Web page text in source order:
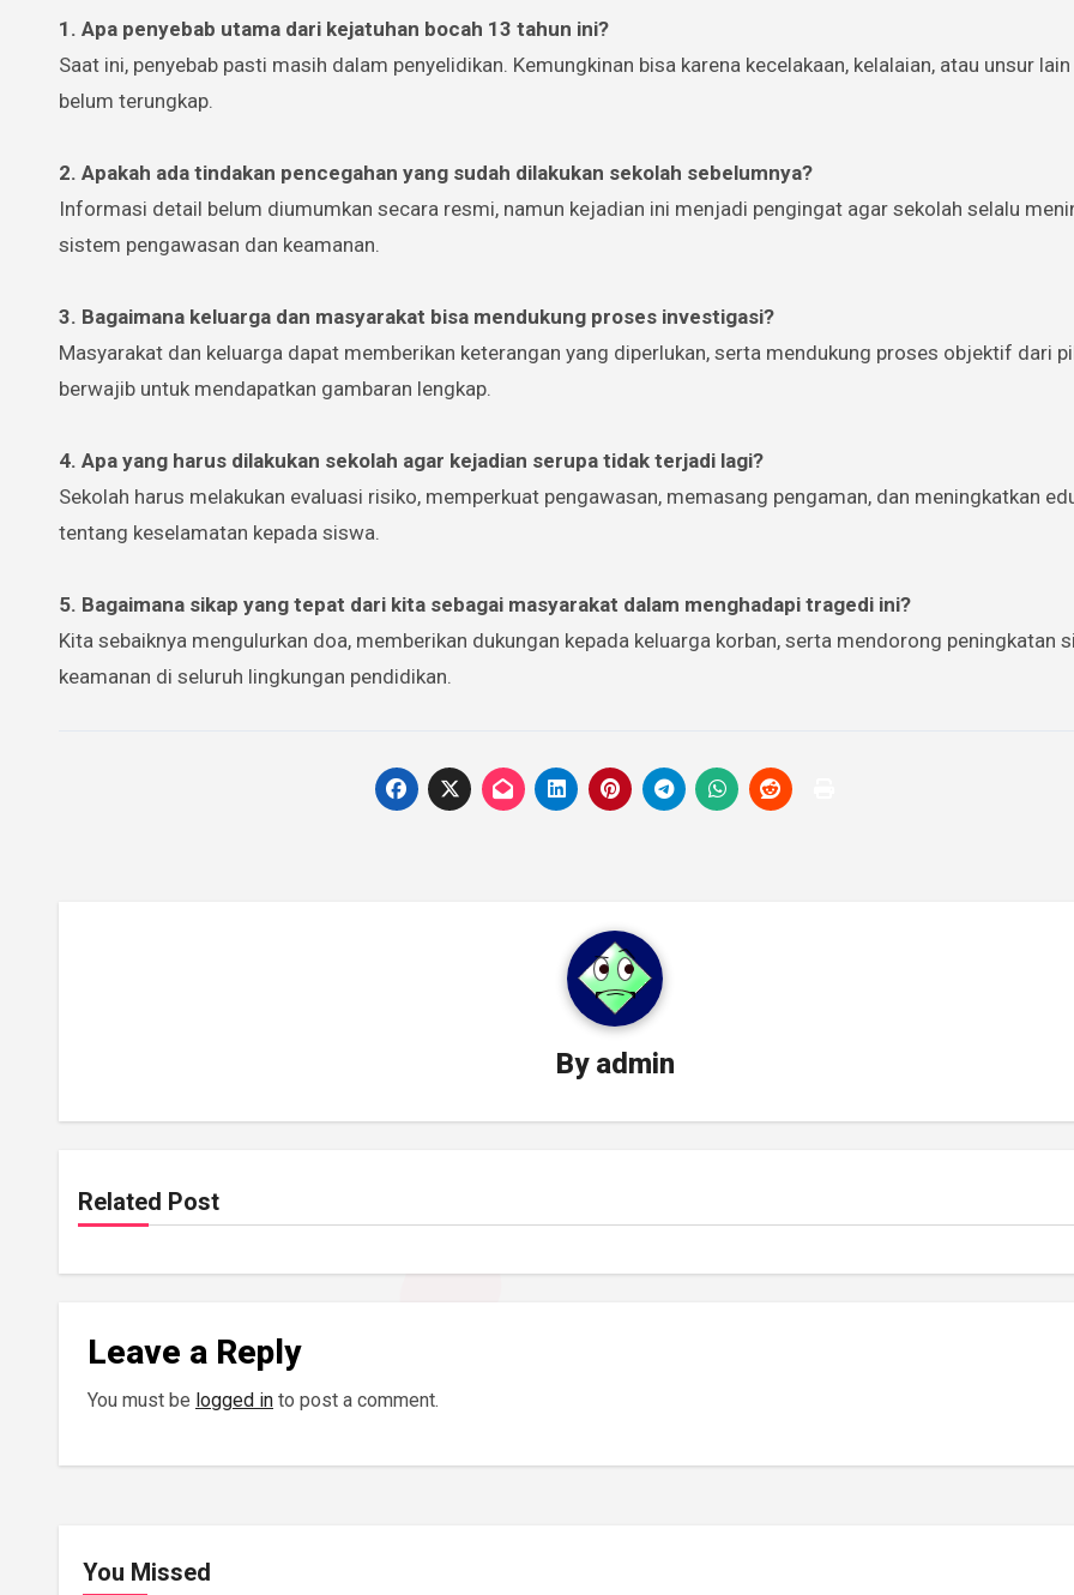
1. Apa penyebab utama dari kejatuhan bocah 13 tahun ini?
Saat ini, penyebab pasti masih dalam penyelidikan. Kemungkinan bisa karena kecelakaan, kelalaian, atau unsur
belum terungkap.
2. Apakah ada tindakan pencegahan yang sudah dilakukan sekolah sebelumnya?
Informasi detail belum diumumkan secara resmi, namun kejadian ini menjadi pengingat agar sekolah selalu
sistem pengawasan dan keamanan.
3. Bagaimana keluarga dan masyarakat bisa mendukung proses investigasi?
Masyarakat dan keluarga dapat memberikan keterangan yang diperlukan, serta mendukung proses objektif dari
berwajib untuk mendapatkan gambaran lengkap.
4. Apa yang harus dilakukan sekolah agar kejadian serupa tidak terjadi lagi?
Sekolah harus melakukan evaluasi risiko, memperkuat pengawasan, memasang pengaman, dan meningkatkan
tentang keselamatan kepada siswa.
5. Bagaimana sikap yang tepat dari kita sebagai masyarakat dalam menghadapi tragedi ini?
Kita sebaiknya mengulurkan doa, memberikan dukungan kepada keluarga korban, serta mendorong peningkatan
keamanan di seluruh lingkungan pendidikan.
By admin
Related Post
Leave a Reply
You must be logged in to post a comment.
You Missed